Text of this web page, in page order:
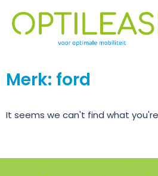
Merk: ford
It seems we can't find what